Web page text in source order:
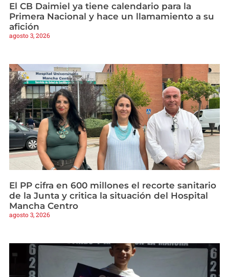
El CB Daimiel ya tiene calendario para la
Primera Nacional y hace un llamamiento a su
afición
agosto 3, 2026
El PP cifra en 600 millones el recorte sanitario
de la Junta y critica la situación del Hospital
Mancha Centro
agosto 3, 2026